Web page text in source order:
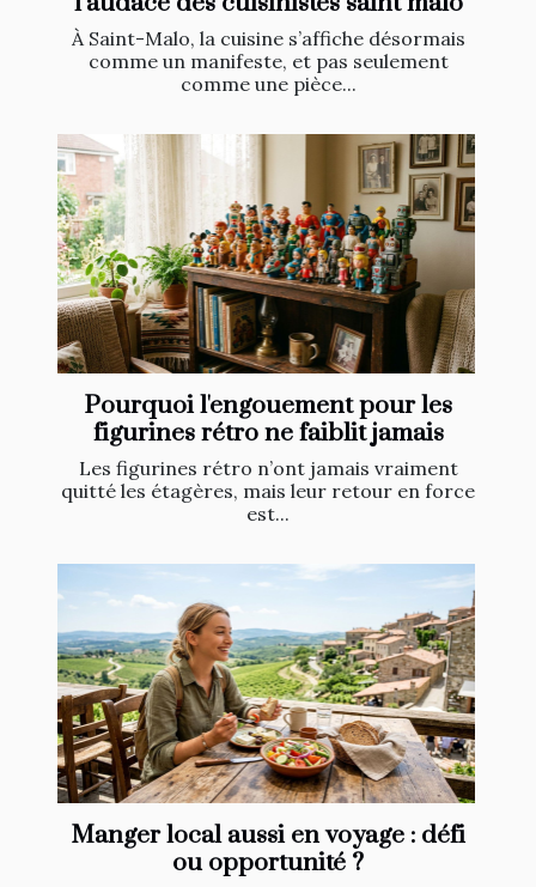
À Saint-Malo, la cuisine s’affiche désormais
comme un manifeste, et pas seulement
comme une pièce...
Pourquoi l'engouement pour les
figurines rétro ne faiblit jamais
Les figurines rétro n’ont jamais vraiment
quitté les étagères, mais leur retour en force
est...
Manger local aussi en voyage : défi
ou opportunité ?